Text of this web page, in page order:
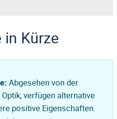
Kürze
Abgesehen von der
verfügen alternative
positive Eigenschaften.